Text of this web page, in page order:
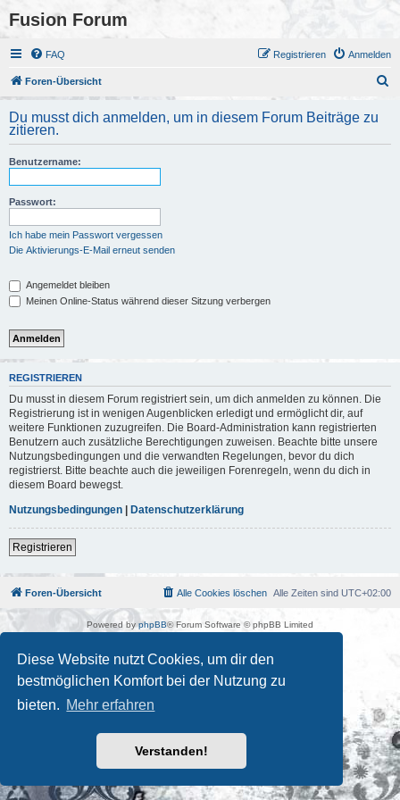
Diese Website nutzt Cookies, um dir den
bestmöglichen Komfort bei der Nutzung zu
bieten. Mehr erfahren
Verstanden!
Fusion Forum
FAQ Anmelden
Registrieren
Foren-Übersicht
h
Du musst dich anmelden, um in diesem Forum Beiträge zu
zitieren.
Benutzername:
Passwort:
Ich habe mein Passwort vergessen
Die Aktivierungs-E-Mail erneut senden
Angemeldet bleiben
Meinen Online-Status während dieser Sitzung verbergen
REGISTRIEREN
Du musst in diesem Forum registriert sein, um dich anmelden zu können. Die
Registrierung ist in wenigen Augenblicken erledigt und ermöglicht dir, auf
weitere Funktionen zuzugreifen. Die Board-Administration kann registrierten
Benutzern auch zusätzliche Berechtigungen zuweisen. Beachte bitte unsere
Nutzungsbedingungen und die verwandten Regelungen, bevor du dich
registrierst. Bitte beachte auch die jeweiligen Forenregeln, wenn du dich in
diesem Board bewegst.
Nutzungsbedingungen | Datenschutzerklärung
Registrieren
Foren-Übersicht Alle Zeiten sind UTC+02:00
Alle Cookies löschen
Powered by phpBB® Forum Software © phpBB Limited
Kulturkosmos Müritz e.V|Fusion Festival|Mastodon